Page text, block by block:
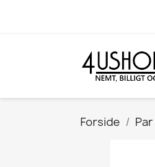
Forside Par